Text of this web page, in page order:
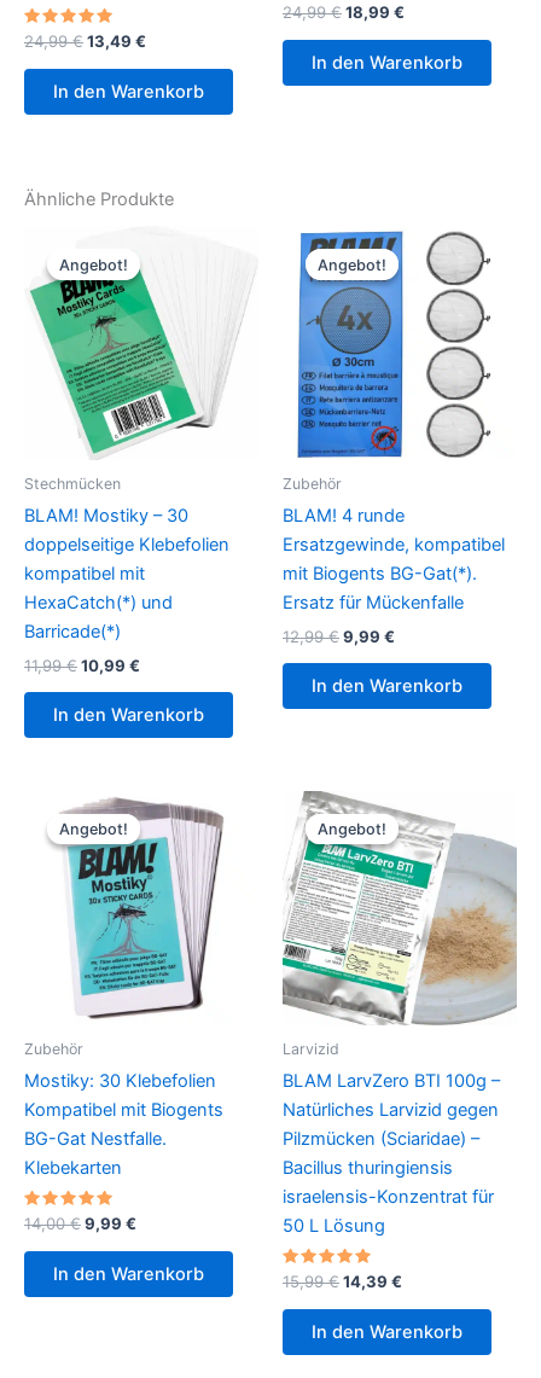
Bewertet
mit
5.00
von 5
24,99€Ursprünglicher
war:
24,99 €
13,49 €
ist:
13,49 €.
In den Warenkorb
Bewertet
mit
5.00
von 5
24,99€Ursprünglicher
war:
24,99 €
18,99 €
ist:
18,99 €.
In den Warenkorb
Ähnliche Produkte
Angebot!
Angebot!
Stechmücken
BLAM! Mostiky – 30
doppelseitige Klebefolien
kompatibel mit
HexaCatch(*) und
Barricade(*)
11,99€Ursprünglicher
war:
11,99 €
10,99 €
10,99 €.
In den Warenkorb
Angebot!
Angebot!
Zubehör
BLAM! 4 runde
Ersatzgewinde, kompatibel
mit Biogents BG-Gat(*).
Ersatz für Mückenfalle
12,99€Ursprünglicher
war:
12,99 €
9,99 €
9,99 €.
In den Warenkorb
Angebot!
Angebot!
Zubehör
Mostiky: 30 Klebefolien
Kompatibel mit Biogents
BG-Gat Nestfalle.
Klebekarten
Bewertet
mit
4.80
von 5
14,00€Ursprünglicher
war:
14,00 €
9,99 €
9,99 €.
In den Warenkorb
Angebot!
Angebot!
Larvizid
BLAM LarvZero BTI 100g –
Natürliches Larvizid gegen
Pilzmücken (Sciaridae) –
Bacillus thuringiensis
israelensis-Konzentrat für
50 L Lösung
Bewertet
mit
5.00
von 5
15,99€Ursprünglicher
war:
15,99 €
14,39 €
14,39 €.
In den Warenkorb